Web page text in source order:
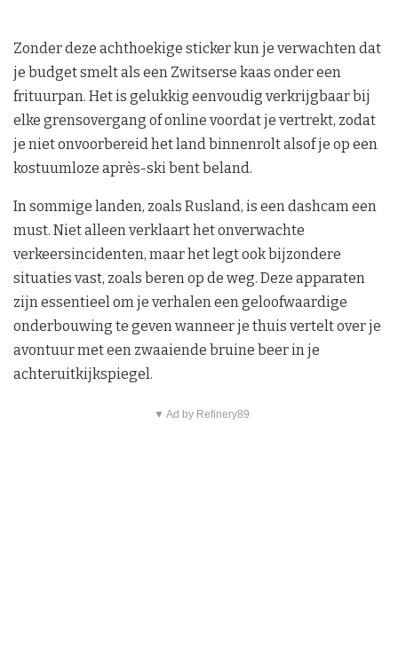
Zonder deze achthoekige sticker kun je verwachten dat
je budget smelt als een Zwitserse kaas onder een
frituurpan. Het is gelukkig eenvoudig verkrijgbaar bij
elke grensovergang of online voordat je vertrekt, zodat
je niet onvoorbereid het land binnenrolt alsof je op een
kostuumloze après-ski bent beland.
In sommige landen, zoals Rusland, is een dashcam een
must. Niet alleen verklaart het onverwachte
verkeersincidenten, maar het legt ook bijzondere
situaties vast, zoals beren op de weg. Deze apparaten
zijn essentieel om je verhalen een geloofwaardige
onderbouwing te geven wanneer je thuis vertelt over je
avontuur met een zwaaiende bruine beer in je
achteruitkijkspiegel.
▼ Ad by Refinery89